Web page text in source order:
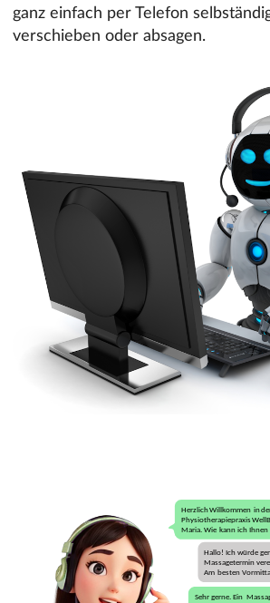
ganz einfach per Telefon
verschieben oder absagen.